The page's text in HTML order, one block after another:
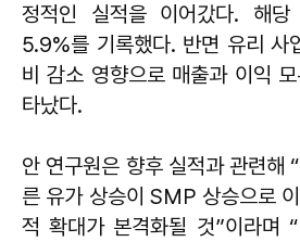
정적인 실적을 이어갔다. 해당
5.9%를 기록했다. 반면 유리 사
비 감소 영향으로 매출과 이익
타났다.
안 연구원은 향후 실적과 관련해
른 유가 상승이 SMP 상승으로
적 확대가 본격화될 것”이라며